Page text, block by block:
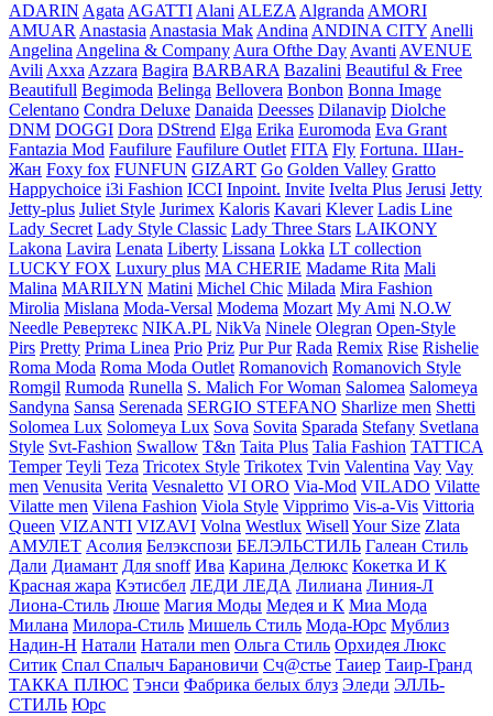
ADARIN AgataAGATTIAlaniALEZAAlgrandaAMORI
AMUARAnastasiaAnastasia MakAndinaANDINA CITYAnelli
AngelinaAngelina & CompanyAura Ofthe DayAvantiAVENUE
AviliAxxaAzzara Bagira BARBARA Bazalini Beautiful & Free
Beautifull Begimoda Belinga Bellovera Bonbon Bonna Image
Celentano Condra Deluxe Danaida Deesses Dilanavip Diolche
DNM DOGGI Dora DStrend Elga Erika Euromoda Eva Grant
Fantazia Mod Faufilure Faufilure Outlet FITA Fly Fortuna. Шан-
Жан Foxy fox FUNFUN GIZART Go Golden Valley Gratto
Happychoice i3i Fashion ICCI Inpoint. Invite Ivelta Plus Jerusi Jetty
Jetty-plus Juliet Style Jurimex Kaloris Kavari Klever Ladis Line
Lady Secret Lady Style Classic Lady Three Stars LAIKONY
Lakona Lavira Lenata Liberty Lissana Lokka LT collection
LUCKY FOX Luxury plus MA CHERIE Madame Rita Mali
Malina MARILYN Matini Michel Chic Milada Mira Fashion
Mirolia Mislana Moda-Versal Modema Mozart My Ami N.O.W
Needle Ревертекс NIKA.PL NikVa Ninele Olegran Open-Style
Pirs Pretty Prima Linea Prio Priz Pur Pur Rada Remix Rise Rishelie
Roma Moda Roma Moda Outlet Romanovich Romanovich Style
Romgil Rumoda Runella S. Malich For Woman Salomea Salomeya
Sandyna Sansa Serenada SERGIO STEFANO Sharlize men Shetti
Solomea Lux Solomeya Lux Sova Sovita Sparada Stefany Svetlana
Style Svt-Fashion Swallow T&n Taita Plus Talia Fashion TATTICA
Temper Teyli Teza Tricotex Style Trikotex Tvin Valentina Vay Vay
men Venusita Verita Vesnaletto VI ORO Via-Mod VILADO Vilatte
Vilatte men Vilena Fashion Viola Style Vipprimо Vis-a-Vis Vittoria
Queen VIZANTI VIZAVI Volna Westlux WisellYour Size Zlata
АМУЛЕТ Асолия Белэкспози БЕЛЭЛЬСТИЛЬ Галеан Cтиль
Дали Диамант Для snoff Ива Карина Делюкс Кокетка И К
Красная жара Кэтисбел ЛЕДИ ЛЕДА Лилиана Линия-Л
Лиона-Стиль Люше Магия Моды Медея и К Миа Мода
Милана Милора-Стиль Мишель Стиль Мода-Юрс Мублиз
Надин-Н Натали Натали men Ольга Стиль Орхидея Люкс
Ситик Спал Спалыч Барановичи Сч@стье Таиер Таир-Гранд
ТАККА ПЛЮС Тэнси Фабрика белых блуз Эледи ЭЛЛЬ-
СТИЛЬ Юрс